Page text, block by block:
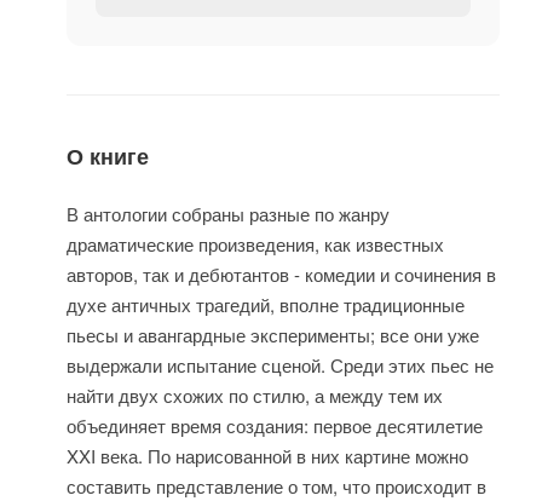
О книге
В антологии собраны разные по жанру
драматические произведения, как известных
авторов, так и дебютантов - комедии и сочинения в
духе античных трагедий, вполне традиционные
пьесы и авангардные эксперименты; все они уже
выдержали испытание сценой. Среди этих пьес не
найти двух схожих по стилю, а между тем их
объединяет время создания: первое десятилетие
XXI века. По нарисованной в них картине можно
составить представление о том, что происходит в